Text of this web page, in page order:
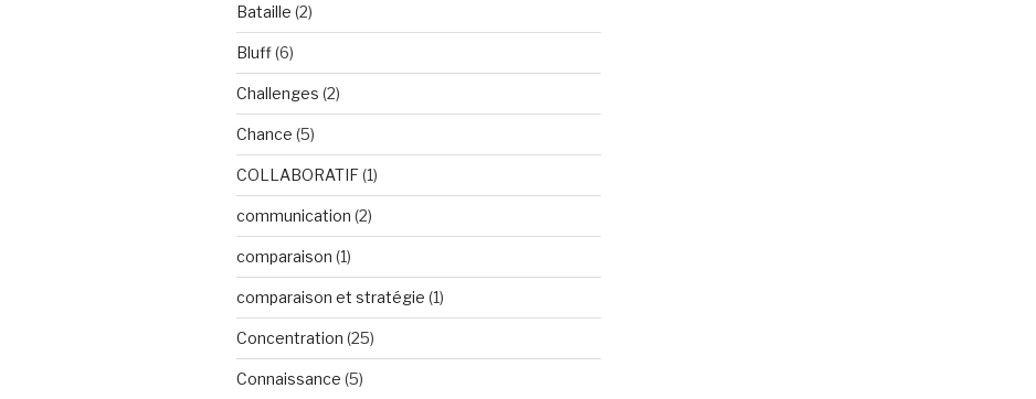
Bataille (2)
Bluff(6)
Challenges (2)
Chance (5)
COLLABORATIF(1)
communication (2)
comparaison (1)
comparaison et stratégie (1)
Concentration (25)
Connaissance (5)